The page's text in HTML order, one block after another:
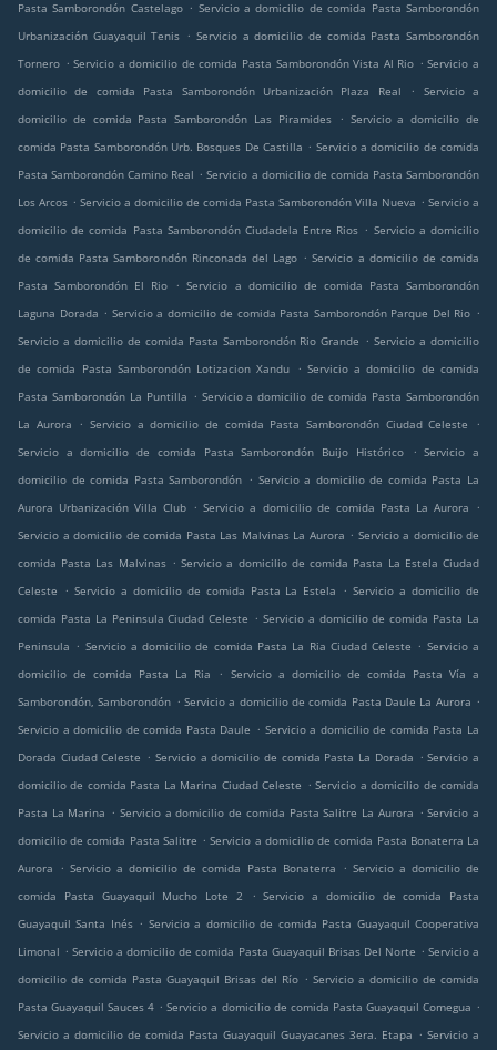
Pasta Samborondón Castelago . Servicio a domicilio de comida Pasta Samborondón
Urbanización Guayaquil Tenis . Servicio a domicilio de comida Pasta Samborondón
Tornero . Servicio a domicilio de comida Pasta Samborondón Vista Al Rio . Servicio a
domicilio de comida Pasta Samborondón Urbanización Plaza Real
.
Servicio a
domicilio de comida Pasta Samborondón Las Piramides
. Servicio a domicilio de
comida Pasta Samborondón Urb. Bosques De Castilla . Servicio a domicilio de comida
Pasta Samborondón Camino Real . Servicio a domicilio de comida Pasta Samborondón
Los Arcos . Servicio a domicilio de comida Pasta Samborondón Villa Nueva . Servicio a
domicilio de comida Pasta Samborondón Ciudadela Entre Rios . Servicio a domicilio
de comida Pasta Samborondón Rinconada del Lago . Servicio a domicilio de comida
Pasta Samborondón El Rio
. Servicio a domicilio de comida Pasta Samborondón
Laguna Dorada . Servicio a domicilio de comida Pasta Samborondón Parque Del Rio .
Servicio a domicilio de comida Pasta Samborondón Rio Grande . Servicio a domicilio
de comida Pasta Samborondón Lotizacion Xandu
. Servicio a domicilio de comida
Pasta Samborondón La Puntilla . Servicio a domicilio de comida Pasta Samborondón
La Aurora
. Servicio a domicilio de comida Pasta Samborondón Ciudad Celeste
.
Servicio a domicilio de comida Pasta Samborondón Buijo Histórico
. Servicio a
domicilio de comida Pasta Samborondón . Servicio a domicilio de comida Pasta La
Aurora Urbanización Villa Club . Servicio a domicilio de comida Pasta La Aurora
.
Servicio a domicilio de comida Pasta Las Malvinas La Aurora . Servicio a domicilio de
comida Pasta Las Malvinas . Servicio a domicilio de comida Pasta La Estela Ciudad
Celeste
. Servicio a domicilio de comida Pasta La Estela . Servicio a domicilio de
comida Pasta La Peninsula Ciudad Celeste . Servicio a domicilio de comida Pasta La
Peninsula . Servicio a domicilio de comida Pasta La Ria Ciudad Celeste . Servicio a
domicilio de comida Pasta La Ria
. Servicio a domicilio de comida Pasta Vía a
Samborondón, Samborondón . Servicio a domicilio de comida Pasta Daule La Aurora .
Servicio a domicilio de comida Pasta Daule . Servicio a domicilio de comida Pasta La
Dorada Ciudad Celeste . Servicio a domicilio de comida Pasta La Dorada . Servicio a
domicilio de comida Pasta La Marina Ciudad Celeste . Servicio a domicilio de comida
Pasta La Marina . Servicio a domicilio de comida Pasta Salitre La Aurora . Servicio a
domicilio de comida Pasta Salitre . Servicio a domicilio de comida Pasta Bonaterra La
Aurora
. Servicio a domicilio de comida Pasta Bonaterra . Servicio a domicilio de
comida Pasta Guayaquil Mucho Lote 2
. Servicio a domicilio de comida Pasta
Guayaquil Santa Inés . Servicio a domicilio de comida Pasta Guayaquil Cooperativa
Limonal . Servicio a domicilio de comida Pasta Guayaquil Brisas Del Norte . Servicio a
domicilio de comida Pasta Guayaquil Brisas del Río . Servicio a domicilio de comida
Pasta Guayaquil Sauces 4 . Servicio a domicilio de comida Pasta Guayaquil Comegua .
Servicio a domicilio de comida Pasta Guayaquil Guayacanes 3era. Etapa . Servicio a